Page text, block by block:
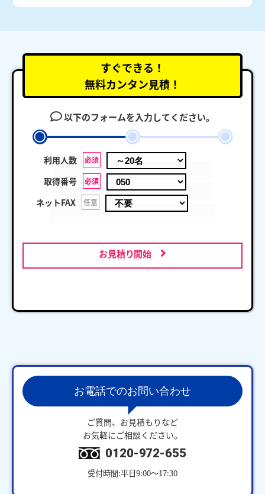
すぐできる！
無料カンタン見積！
以下のフォームを入力してください。
利用人数 必須
取得番号 必須
ネットFAX 任意
お見積り開始
お電話でのお問い合わせ
ご質問、お見積もりなど
お気軽にご相談ください。
0120-972-655
受付時間:平日9:00～17:30